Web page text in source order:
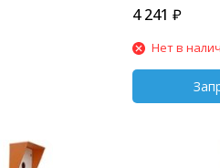
4 241 ₽
Нет в